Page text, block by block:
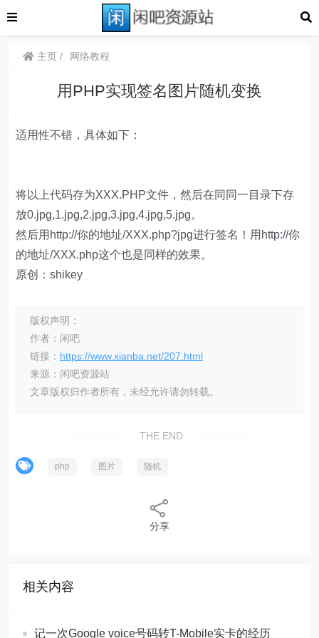
主页 网络教程
用PHP实现签名图片随机变换
适用性不错，具体如下：
将以上代码存为XXX.PHP文件，然后在同同一目录下存
放0.jpg,1.jpg,2.jpg,3.jpg,4.jpg,5.jpg。
然后用http://你的地址/XXX.php?jpg进行签名！用http://你
的地址/XXX.php这个也是同样的效果。
原创：shikey
版权声明：
作者：闲吧
链接： https://www.xianba.net/207.html
来源：闲吧资源站
文章版权归作者所有，未经允许请勿转载。
THE END
php 图片 随机
分享
相关内容
记一次Google voice号码转T-Mobile实卡的经历